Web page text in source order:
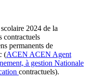
2024 de la
contractuels
permanents de
(ACEN ACEN Agent
à gestion Nationale
contractuels).